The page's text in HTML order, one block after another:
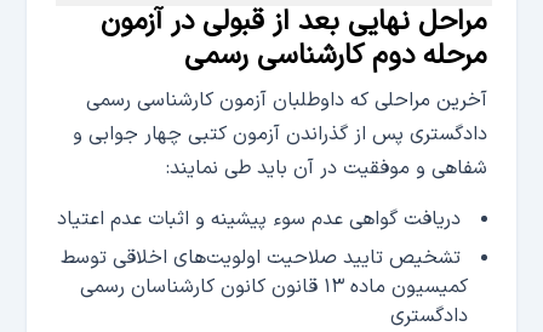
مراحل نهایی بعد از قبولی در آزمون
مرحله دوم کارشناسی رسمی
آخرین مراحلی که داوطلبان آزمون کارشناسی رسمی
دادگستری پس از گذراندن آزمون کتبی چهار جوابی و
شفاهی و موفقیت در آن باید طی نمایند:
دریافت گواهی عدم سوء پیشینه و اثبات عدم اعتیاد
تشخیص تایید صلاحیت اولویت‌های اخلاقی توسط
کمیسیون ماده ۱۳ قانون کانون کارشناسان رسمی
دادگستری